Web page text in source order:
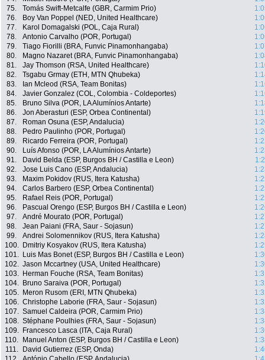
75.
Tomás Swift-Metcalfe (GBR, Carmim Prio)
76.
Boy Van Poppel (NED, United Healthcare)
77.
Karol Domagalski (POL, Caja Rural)
78.
Antonio Carvalho (POR, Portugal)
79.
Tiago Fiorilli (BRA, Funvic Pinamonhangaba)
80.
Magno Nazaret (BRA, Funvic Pinamonhangaba)
81.
Jay Thomson (RSA, United Healthcare)
82.
Tsgabu Grmay (ETH, MTN Qhubeka)
83.
Ian Mcleod (RSA, Team Bonitas)
84.
Javier Gonzalez (COL, Colombia - Coldeportes)
85.
Bruno Silva (POR, LA Alumínios Antarte)
86.
Jon Aberasturi (ESP, Orbea Continental)
87.
Roman Osuna (ESP, Andalucia)
88.
Pedro Paulinho (POR, Portugal)
89.
Ricardo Ferreira (POR, Portugal)
90.
Luís Afonso (POR, LA Alumínios Antarte)
91.
David Belda (ESP, Burgos BH / Castilla e Leon)
92.
Jose Luis Cano (ESP, Andalucia)
93.
Maxim Pokidov (RUS, Itera Katusha)
94.
Carlos Barbero (ESP, Orbea Continental)
95.
Rafael Reis (POR, Portugal)
96.
Pascual Orengo (ESP, Burgos BH / Castilla e Leon)
97.
André Mourato (POR, Portugal)
98.
Jean Paiani (FRA, Saur - Sojasun)
99.
Andrei Solomennikov (RUS, Itera Katusha)
100.
Dmitriy Kosyakov (RUS, Itera Katusha)
101.
Luis Mas Bonet (ESP, Burgos BH / Castilla e Leon)
102. Jason Mccartney (USA, United Healthcare)
103.
Herman Fouche (RSA, Team Bonitas)
104.
Bruno Saraiva (POR, Portugal)
105.
Meron Rusom (ERI, MTN Qhubeka)
106. Christophe Laborie (FRA, Saur - Sojasun)
107. Samuel Caldeira (POR, Carmim Prio)
108. Stéphane Poulhies (FRA, Saur - Sojasun)
109.
Francesco Lasca (ITA, Caja Rural)
110.
Manuel Anton (ESP, Burgos BH / Castilla e Leon)
111.
David Gutierrez (ESP, Onda)